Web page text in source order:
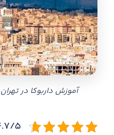
آموزش داربوکا در تهران
۴.۷/۵ - (۴